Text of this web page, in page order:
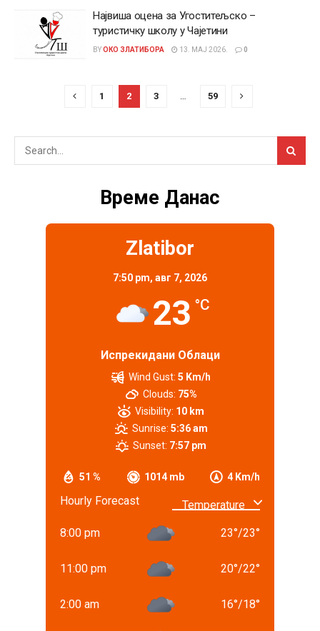
Највиша оцена за Угоститељско –
туристичку школу у Чајетини
BYОКО ЗЛАТИБОРА 13. МАЈ 2026. 0
1 2 3 59
Време Данас
Zlatibor
7:50 pm, авг 7, 2026
23 °C
Испрекидани Облаци
51 % 1014 mb 4 Km/h
Wind Gust: 5 Km/h
Clouds: 75%
Visibility: 10 km
Sunrise: 5:36 am
Sunset: 7:57 pm
Hourly Forecast
8:00 pm 23°/23°
11:00 pm 20°/22°
2:00 am 16°/18°